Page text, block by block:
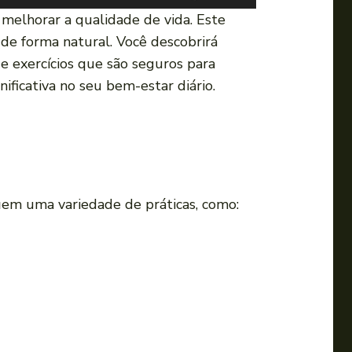
s
p
a qualidade de vida. Este
forma natural. Você descobrirá
exercícios que são seguros para
no seu bem-estar diário.
uma variedade de práticas, como: